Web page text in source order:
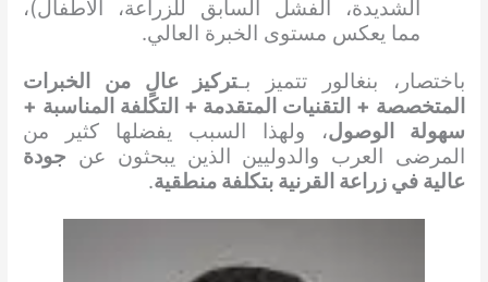
الشديدة، الفشل السابق للزراعة، الأطفال)،
مما يعكس مستوى الخبرة العالي.
باختصار، بنغالور تتميز بـتركيز عالٍ من الخبرات
المتخصصة + التقنيات المتقدمة + التكلفة المناسبة +
سهولة الوصول، ولهذا السبب يفضلها كثير من
المرضى العرب والدوليين الذين يبحثون عن جودة
عالية في زراعة القرنية بتكلفة منطقية.